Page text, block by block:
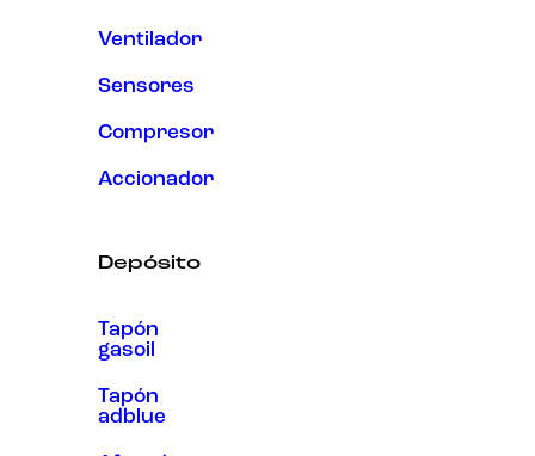
Ventilador
Sensores
Compresor
Accionador
Depósito
Tapón
gasoil
Tapón
adblue